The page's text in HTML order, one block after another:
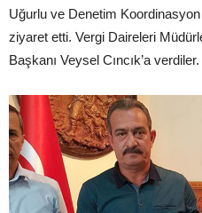
Uğurlu ve Denetim
ziyaret etti. Vergi Daireleri
Başkanı Veysel Cıncık’a verdiler.